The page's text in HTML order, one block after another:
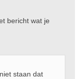
bericht wat je
staan dat